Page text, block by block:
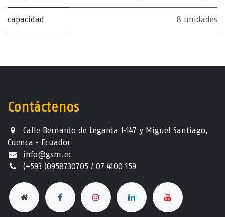
capacidad 8 unidades
Contáctenos
Calle Bernardo de Legarda 1-147 y Miguel Santiago,
Cuenca - Ecuador
info@gsm.ec​
(+593 )0958730705 / 07 4100 159